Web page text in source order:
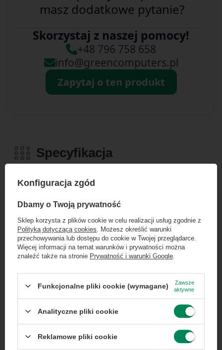
masz dodatkowe pytanie?
Skorzystaj z naszej pomocy!
+48 796 758 658
info@greencomputers.pl
Zapytaj o ten produkt
Specyfikacja
Marka Dell
Seria Optiplex
miesięcy
Model OptiPlex 7070 ULTRA
Dołącz do newslettera Green
Computers
Zgarnij jako pierwszy informacje o zniżkach i
rabatach w naszym sklepie!
...lub zadzwoń od razu, aby odebrać
przy zamówieniu telefonicznym
50 zł rabatu!
Rabat 50 zł przy zamówieniach powyżej 300 zł. Oferta
obejmuje zamówień hurtowych.
Konfiguracja zgód
Dbamy o Twoją prywatność
Sklep korzysta z plików cookie w celu realizacji usług zgodnie z
Polityką dotyczącą cookies . Możesz określić warunki
przechowywania lub dostępu do cookie w Twojej przeglądarce.
Więcej informacji na temat warunków i prywatności można
znaleźć także na stronie Prywatność i warunki Google
Funkcjonalne pliki cookie (wymagane)
Zawsze
aktywne
Analityczne pliki cookie
Reklamowe pliki cookie